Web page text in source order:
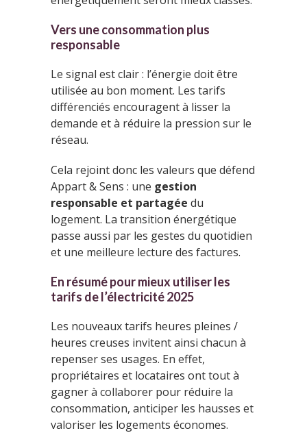
Vers une consommation plus
responsable
Le signal est clair : l’énergie doit être
utilisée au bon moment. Les tarifs
différenciés encouragent à lisser la
demande et à réduire la pression sur le
réseau.
Cela rejoint donc les valeurs que défend
Appart & Sens : une gestion
responsable et partagée du
logement. La transition énergétique
passe aussi par les gestes du quotidien
et une meilleure lecture des factures.
En résumé pour mieux utiliser les
tarifs de l’électricité 2025
Les nouveaux tarifs heures pleines /
heures creuses invitent ainsi chacun à
repenser ses usages. En effet,
propriétaires et locataires ont tout à
gagner à collaborer pour réduire la
consommation, anticiper les hausses et
valoriser les logements économes.